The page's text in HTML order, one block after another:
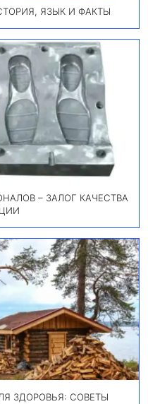
ЯЗЫК И ФАКТЫ
– ЗАЛОГ КАЧЕСТВА
ЗДОРОВЬЯ: СОВЕТЫ